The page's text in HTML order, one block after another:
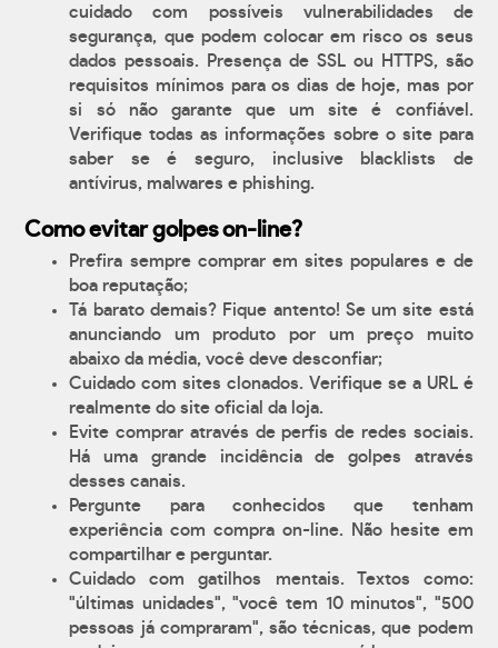
cuidado com possíveis vulnerabilidades de
segurança, que podem colocar em risco os seus
dados pessoais. Presença de SSL ou HTTPS, são
requisitos mínimos para os dias de hoje, mas por
si só não garante que um site é confiável.
Verifique todas as informações sobre o site para
saber se é seguro, inclusive blacklists de
antívirus, malwares e phishing.
Como evitar golpes on-line?
Prefira sempre comprar em sites populares e de
boa reputação;
Tá barato demais? Fique antento! Se um site está
anunciando um produto por um preço muito
abaixo da média, você deve desconfiar;
Cuidado com sites clonados. Verifique se a URL é
realmente do site oficial da loja.
Evite comprar através de perfis de redes sociais.
Há uma grande incidência de golpes através
desses canais.
Pergunte para conhecidos que tenham
experiência com compra on-line. Não hesite em
compartilhar e perguntar.
Cuidado com gatilhos mentais. Textos como:
"últimas unidades", "você tem 10 minutos", "500
pessoas já compraram", são técnicas, que podem